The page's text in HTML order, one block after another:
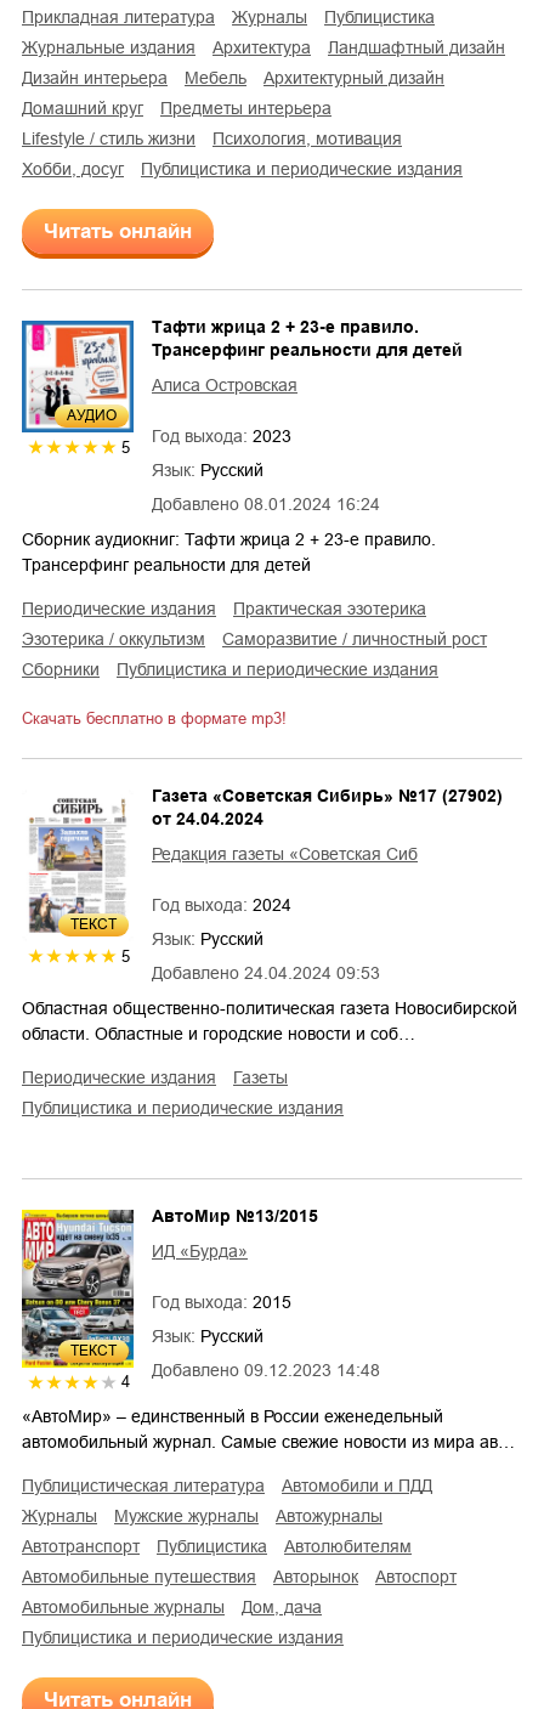
прикладная литература
журналы
публицистика
журнальные издания
архитектура
ландшафтный дизайн
дизайн интерьера
мебель
архитектурный дизайн
домашний круг
предметы интерьера
lifestyle / стиль жизни
психология, мотивация
хобби, досуг
публицистика и периодические издания
Читать онлайн
AУДИО
5
Добавлено 08.01.2024 16:24
Тафти жрица 2 + 23-е правило.
Трансерфинг реальности для детей
Алиса Островская
Год выхода: 2023
Язык: Русский
Сборник аудиокниг: Тафти жрица 2 + 23-е правило.
Трансерфинг реальности для детей
периодические издания
практическая эзотерика
эзотерика / оккультизм
саморазвитие / личностный рост
сборники
публицистика и периодические издания
Скачать бесплатно в формате mp3!
ТЕКСТ
5
Добавлено 24.04.2024 09:53
Газета «Советская Сибирь» №17 (27902)
от 24.04.2024
Редакция газеты «Советская Сиб
Год выхода: 2024
Язык: Русский
Областная общественно-политическая газета Новосибирской
области. Областные и городские новости и соб…
периодические издания
газеты
публицистика и периодические издания
ТЕКСТ
4
Добавлено 09.12.2023 14:48
АвтоМир №13/2015
ИД «Бурда»
Год выхода: 2015
Язык: Русский
«АвтоМир» – единственный в России еженедельный
автомобильный журнал. Самые свежие новости из мира ав…
публицистическая литература
автомобили и ПДД
журналы
мужские журналы
автожурналы
автотранспорт
публицистика
автолюбителям
автомобильные путешествия
авторынок
автоспорт
автомобильные журналы
дом, дача
публицистика и периодические издания
Читать онлайн